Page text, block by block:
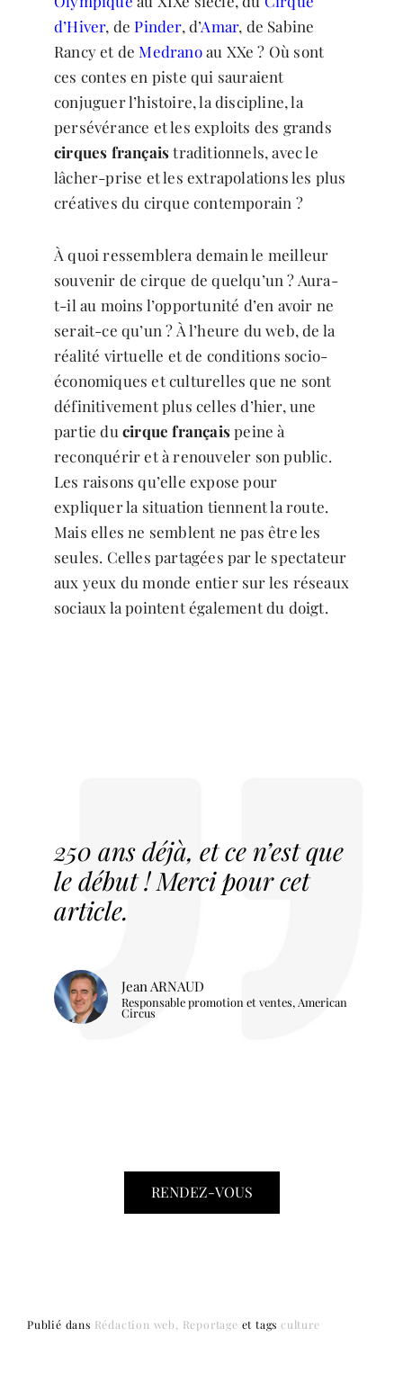
d’Hiver, de Pinder, d’Amar, de Sabine
Rancy et de Medranoau XXe ? Où sont
ces contes en piste qui sauraient
conjuguer l’histoire, la discipline, la
persévérance et les exploits des grands
cirques françaistraditionnels, avec le
lâcher-prise et les extrapolations les plus
créatives du cirque contemporain ?
À quoi ressemblera demain le meilleur
souvenir de cirque de quelqu’un ? Aura-
t-il au moins l’opportunité d’en avoir ne
serait-ce qu’un ? À l’heure du web, de la
réalité virtuelle et de conditions socio-
économiques et culturelles que ne sont
définitivement plus celles d’hier, une
partie du cirque françaispeine à
reconquérir et à renouveler son public.
Les raisons qu’elle expose pour
expliquer la situation tiennent la route.
Mais elles ne semblent ne pas être les
seules. Celles partagées par le spectateur
aux yeux du monde entier sur les réseaux
sociaux la pointent également du doigt.
250 ans déjà, et ce n’est que
le début ! Merci pour cet
article.
Jean ARNAUD
Responsable promotion et ventes, American
Circus
RENDEZ-VOUS
Publié dans Rédaction web Reportage ettagsculture